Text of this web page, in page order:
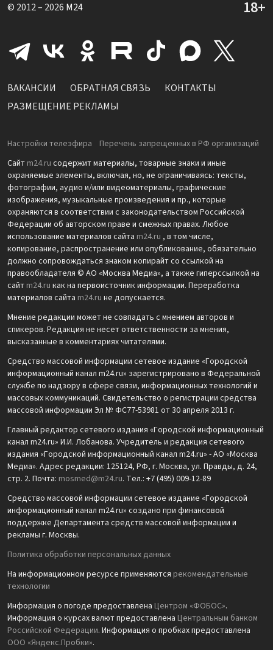
© 2012 – 2026 M24
ВАКАНСИИ ОБРАТНАЯ СВЯЗЬ
КОНТАКТЫ
РАЗМЕЩЕНИЕ РЕКЛАМЫ
Настройки телеэфира
Перечень запрещенных в РФ организаций
Сайт m24.ru содержит материалы, товарные знаки и иные
охраняемые элементы, включая, но, не ограничиваясь: тексты,
фотографии, аудио и/или видеоматериалы, графические
изображения, музыкальные произведения и пр., которые
охраняются в соответствии с законодательством Российской
Федерации об авторском праве и смежных правах. Любое
использование материалов сайта m24.ru , в том числе,
копирование, распространение или опубликование, обязательно
должно сопровождаться знаком копирайт со ссылкой на
правообладателя © АО «Москва Медиа», а также гиперссылкой на
сайт m24.ru как на первоисточник информации. Переработка
материалов сайта m24.ru не допускается.
Мнение редакции может не совпадать с мнением авторов и
спикеров. Редакция не несет ответственности за мнения,
высказанные в комментариях читателями.
Средство массовой информации сетевое издание «Городской
информационный канал m24.ru» зарегистрировано в Федеральной
службе по надзору в сфере связи, информационных технологий и
массовых коммуникаций. Свидетельство о регистрации средства
массовой информации Эл № ФС77-53981 от 30 апреля 2013 г.
Главный редактор сетевого издания «Городской информационный
канал m24.ru» И.И. Лобанова. Учредитель и редакция сетевого
издания «Городской информационный канал m24.ru» - АО «Москва
Медиа». Адрес редакции: 125124, РФ, г. Москва, ул. Правды, д. 24,
стр. 2. Почта: mosmed@m24.ru. Тел.: +7 (495) 009-12-89
Средство массовой информации сетевое издание «Городской
информационный канал m24.ru» создано при финансовой
поддержке Департамента средств массовой информации и
рекламы г. Москвы.
Политика обработки персональных данных
На информационном ресурсе применяются рекомендательные
технологии
Информация о погоде предоставлена Центром «ФОБОС».
Информация о курсах валют предоставлена Центральным банком
Российской Федерации. Информация о пробках предоставлена
ООО «Яндекс.Пробки».